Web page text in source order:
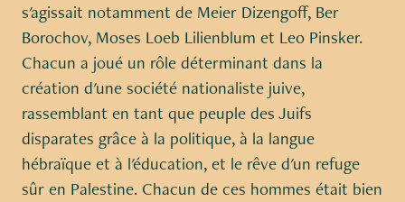
s'agissait notamment de Meier Dizengoff, Ber
Borochov, Moses Loeb Lilienblum et Leo Pinsker.
Chacun a joué un rôle déterminant dans la
création d'une société nationaliste juive,
rassemblant en tant que peuple des Juifs
disparates grâce à la politique, à la langue
hébraïque et à l'éducation, et le rêve d'un refuge
sûr en Palestine. Chacun de ces hommes était bien